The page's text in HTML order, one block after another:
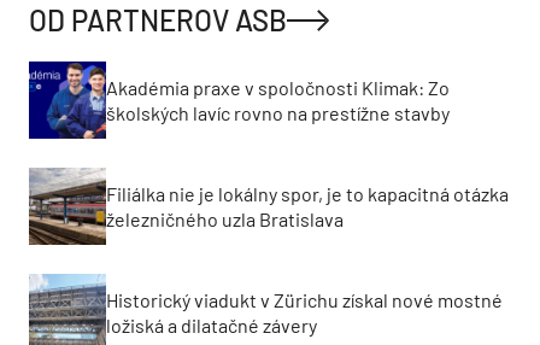
OD PARTNEROV ASB
Akadémia praxe v spoločnosti Klimak: Zo
školských lavíc rovno na prestížne stavby
Filiálka nie je lokálny spor, je to kapacitná otázka
železničného uzla Bratislava
Historický viadukt v Zürichu získal nové mostné
ložiská a dilatačné závery